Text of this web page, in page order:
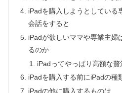
iPadを購入しようとしている
会話をすると
iPadが欲しいママや専業主婦
るのか
iPadってやっぱり高額な贅
iPadを購入する前にiPadの種
iPadの他に購入するものは